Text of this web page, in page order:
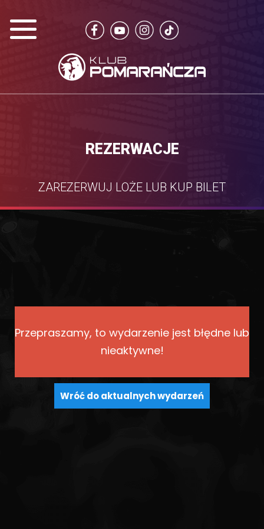
REZERWACJE
ZAREZERWUJ LOŻE LUB KUP BILET
Przepraszamy, to wydarzenie jest błędne lub
nieaktywne!
Wróć do aktualnych wydarzeń